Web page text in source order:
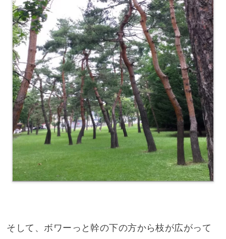
そして、ボワーっと幹の下の方から枝が広がって